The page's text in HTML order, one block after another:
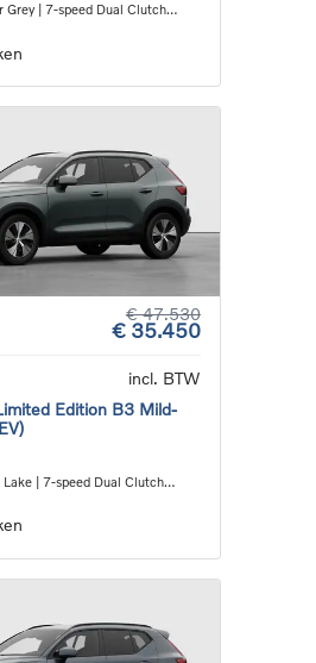
Grey | 7-speed Dual Clutch
€ 47.530
€ 35.450
incl. BTW
Edition B3 Mild-
Lake | 7-speed Dual Clutch